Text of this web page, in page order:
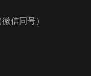
信同号）